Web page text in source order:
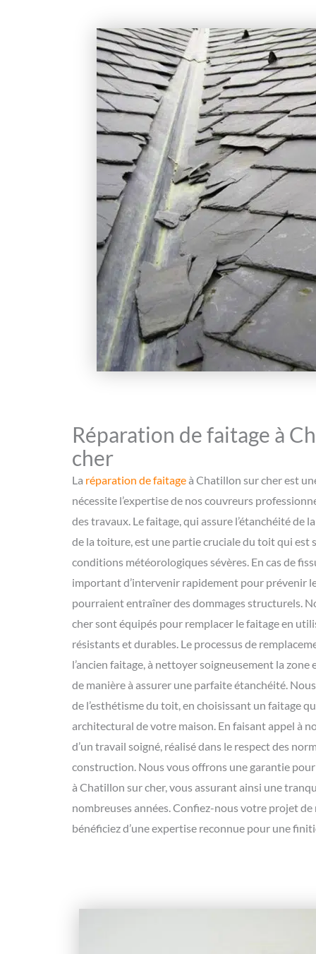
Réparation de faitage à
cher
La réparation de faitageà Chatillon sur cher est
nécessite l’expertise de nos couvreurs
des travaux. Le faitage, qui assure l’étanchéité de
de la toiture, est une partie cruciale du toit qui est
conditions météorologiques sévères. En cas de
important d’intervenir rapidement pour prévenir
pourraient entraîner des dommages structurels.
cher sont équipés pour remplacer le faitage en
résistants et durables. Le processus de
l’ancien faitage, à nettoyer soigneusement la zone
de manière à assurer une parfaite étanchéité.
de l’esthétisme du toit, en choisissant un faitage
architectural de votre maison. En faisant appel à
d’un travail soigné, réalisé dans le respect des
construction. Nous vous offrons une garantie
à Chatillon sur cher, vous assurant ainsi une
nombreuses années. Confiez-nous votre projet
bénéficiez d’une expertise reconnue pour une